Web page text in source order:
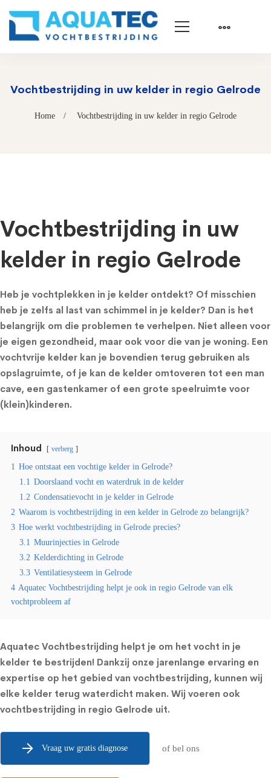
Vochtbestrijding in uw kelder in regio Gelrode
Home Vochtbestrijding in uw kelder in regio Gelrode
Vochtbestrijding in uw
kelder in regio Gelrode
Heb je vochtplekken in je kelder ontdekt? Of misschien
heb je zelfs al last van schimmel in je kelder? Dan is het
belangrijk om die problemen te verhelpen. Niet alleen voor
je eigen gezondheid, maar ook voor die van je woning. Een
vochtvrije kelder kan je bovendien terug gebruiken als
opslagruimte, of je kan de kelder omtoveren tot een man
cave, een gastenkamer of een grote speelruimte voor
(klein)kinderen.
Inhoud verberg
1 Hoe ontstaat een vochtige kelder in Gelrode?
1.1 Doorslaand vocht en waterdruk in de kelder
1.2 Condensatievocht in je kelder in Gelrode
2 Waarom is vochtbestrijding in een kelder in Gelrode zo belangrijk?
3 Hoe werkt vochtbestrijding in Gelrode precies?
3.1 Muurinjecties in Gelrode
3.2 Kelderdichting in Gelrode
3.3 Ventilatiesysteem in Gelrode
4 Aquatec Vochtbestrijding helpt je ook in regio Gelrode van elk
vochtprobleem af
Aquatec Vochtbestrijding helpt je om het vocht in je
kelder te bestrijden! Dankzij onze jarenlange ervaring en
expertise op het gebied van vochtbestrijding, kunnen wij
elke kelder terug waterdicht maken. Wij voeren ook
vochtbestrijding in regio Gelrode uit.
Vraag uw gratis diagnose of bel ons